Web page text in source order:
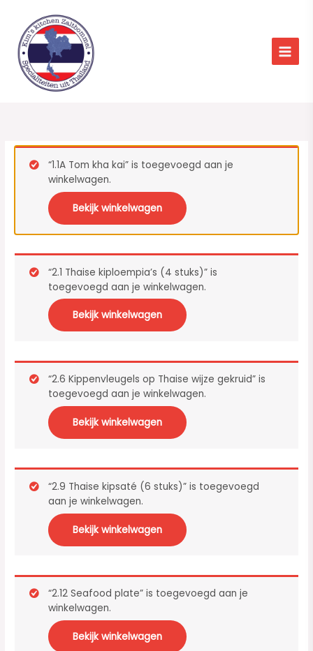
inhoud
“1.1A Tom kha kai” is toegevoegd aan je
winkelwagen.
Bekijk winkelwagen
“2.1 Thaise kiploempia’s (4 stuks)” is
toegevoegd aan je winkelwagen.
Bekijk winkelwagen
“2.6 Kippenvleugels op Thaise wijze gekruid” is
toegevoegd aan je winkelwagen.
Bekijk winkelwagen
“2.9 Thaise kipsaté (6 stuks)” is toegevoegd
aan je winkelwagen.
Bekijk winkelwagen
“2.12 Seafood plate” is toegevoegd aan je
winkelwagen.
Bekijk winkelwagen